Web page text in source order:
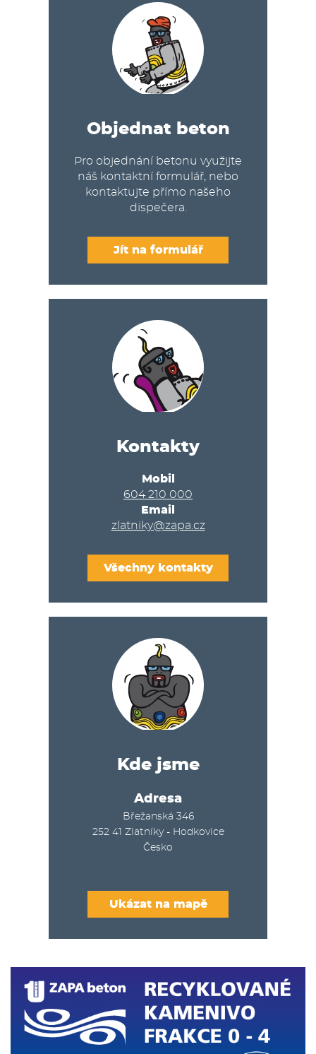
Objednat beton
Pro objednání betonu využijte
náš kontaktní formulář, nebo
kontaktujte přímo našeho
dispečera.
Jít na formulář
Kontakty
Mobil
604 210 000
Email
zlatniky@zapa.cz
Všechny kontakty
Kde jsme
Adresa
Břežanská 346
252 41
Zlatníky - Hodkovice
Česko
Ukázat na mapě